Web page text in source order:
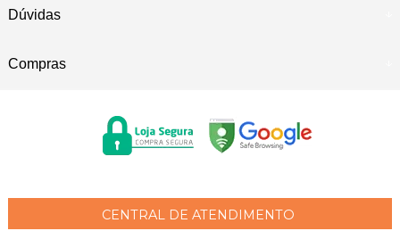
Dúvidas
Compras
CENTRAL DE ATENDIMENTO